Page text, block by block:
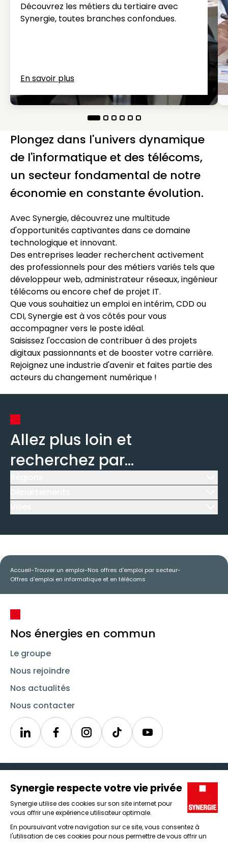
Découvrez les métiers du tertiaire avec
Synergie, toutes branches confondues.
En savoir plus
Plongez dans l'univers dynamique
de l'informatique et des télécoms,
un secteur fondamental de notre
économie en constante évolution.
Avec Synergie, découvrez une multitude
d'opportunités captivantes dans ce domaine
technologique et innovant.
Des entreprises leader recherchent activement
des professionnels pour des métiers variés tels que
développeur web, administrateur réseaux, ingénieur
télécoms ou encore chef de projet IT.
Que vous souhaitiez un emploi en intérim, CDD ou
CDI, Synergie est à vos côtés pour vous
accompagner vers le poste idéal.
Saisissez l'occasion de contribuer à des projets
digitaux passionnants et de booster votre carrière.
Rejoignez une industrie d'avenir et faites partie des
acteurs du changement numérique !
Allez plus loin et
recherchez par...
Accueil-Trouver un emploi-Nos offres d'emploi par secteur-
Offres d'emploi en informatique et en télécoms
Nos énergies en commun
Le groupe
Nous rejoindre
Nos actualités
Nous contacter
LinkedinSynergieInstagramTikTok Youtube
Icône d'illustration
Candidats
Entreprises
Icône d'illustration
Nos agences
Icône d'illustration